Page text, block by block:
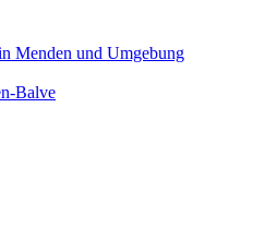
Menden und Umgebung
Balve